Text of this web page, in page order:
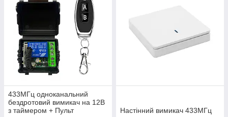
433МГц одноканальний
бездротовий вимикач на 12В
з таймером + Пульт
Настінний вимикач 433МГц